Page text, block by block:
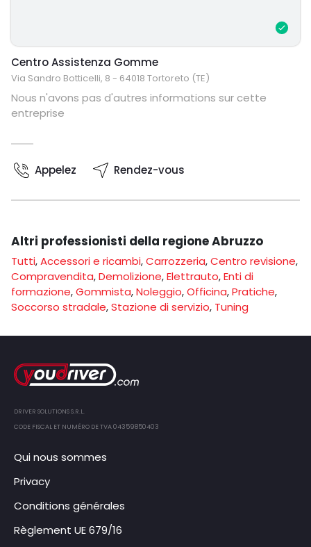
Centro Assistenza Gomme
Via Sandro Botticelli, 8 - 64018 Tortoreto (TE)
Nous n'avons pas d'autres informations sur cette
entreprise
Appelez Rendez-vous
Altri professionisti della regione Abruzzo
Tutti,Accessori e ricambi,Carrozzeria,Centro revisione,
Compravendita,Demolizione,Elettrauto,Enti di
formazione,Gommista,Noleggio,Officina,Pratiche,
Soccorso stradale,Stazione di servizio, Tuning
DRIVER SOLUTIONS S.R.L.
CODE FISCAL ET NUMÉRO DE TVA 04359850403
Qui nous sommes
Privacy
Conditions générales
Règlement UE 679/16